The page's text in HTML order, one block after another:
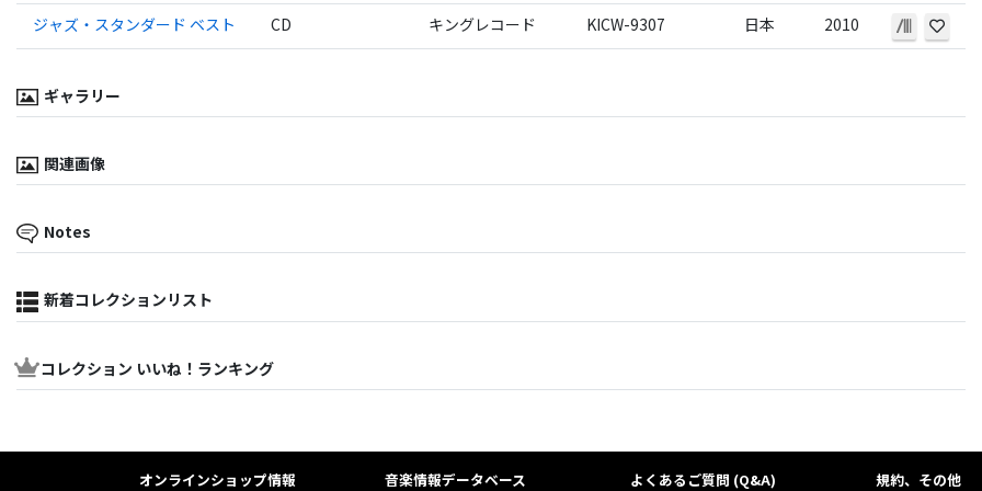
ジャズ・スタンダード ベスト CD キングレコード KICW-9307 日本 2010
ギャラリー
関連画像
Notes
新着コレクションリスト
コレクション いいね！ランキング
オンラインショップ情報 音楽情報データベース よくあるご質問 (Q&A) 規約、その他